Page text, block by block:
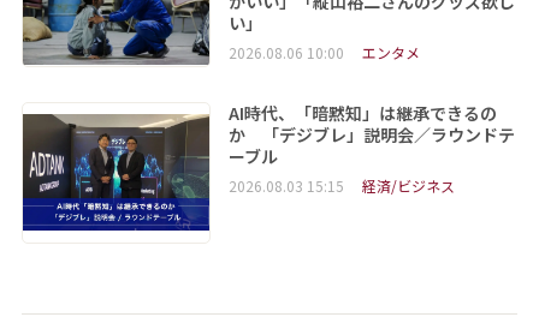
い」
2026.08.06 10:00 エンタメ
AI時代、「暗黙知」は継承できるの
か 「デジブレ」説明会／ラウンドテ
ーブル
2026.08.03 15:15 経済/ビジネス